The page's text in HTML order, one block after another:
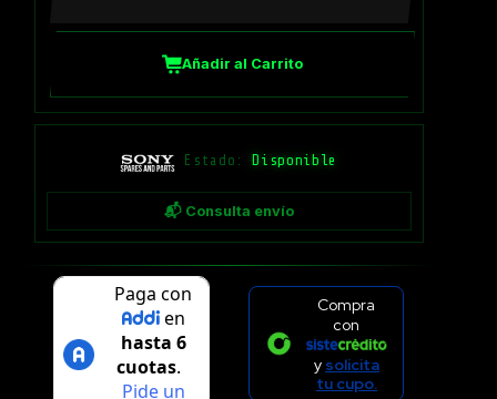
Añadir al Carrito
Estado: Disponible
📬 Consulta envío
Compra
con
y solicita
tu cupo.